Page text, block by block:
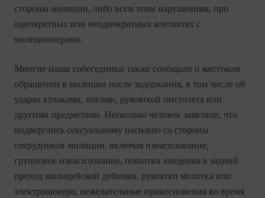
стороны милиции, либо всем этим нарушениям, при
однократных или неоднократных контактах с
милиционерами.
Многие наши собеседники также сообщали о жестоком
обращении в милиции после задержания, в том числе об
ударах кулаками, ногами, рукояткой пистолета или
другими предметами. Несколько человек заявляли, что
подверглись сексуальному насилию со стороны
сотрудников милиции, включая изнасилование,
групповое изнасилование, попытки введения в задний
проход милицейской дубинки, рукоятки молотка или
электрошокера, нежелательные прикосновения во время